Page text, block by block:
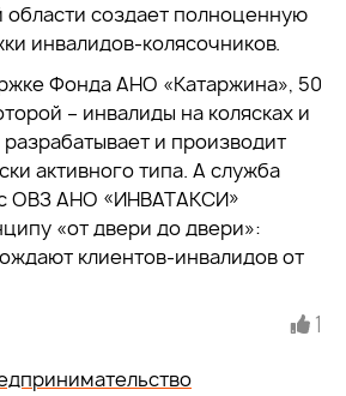
области создает полноценную
инвалидов-колясочников.
Фонда АНО «Катаржина», 50
– инвалиды на колясках и
и производит
активного типа. А служба
ОВЗ АНО «ИНВАТАКСИ»
«от двери до двери»:
клиентов-инвалидов от
1